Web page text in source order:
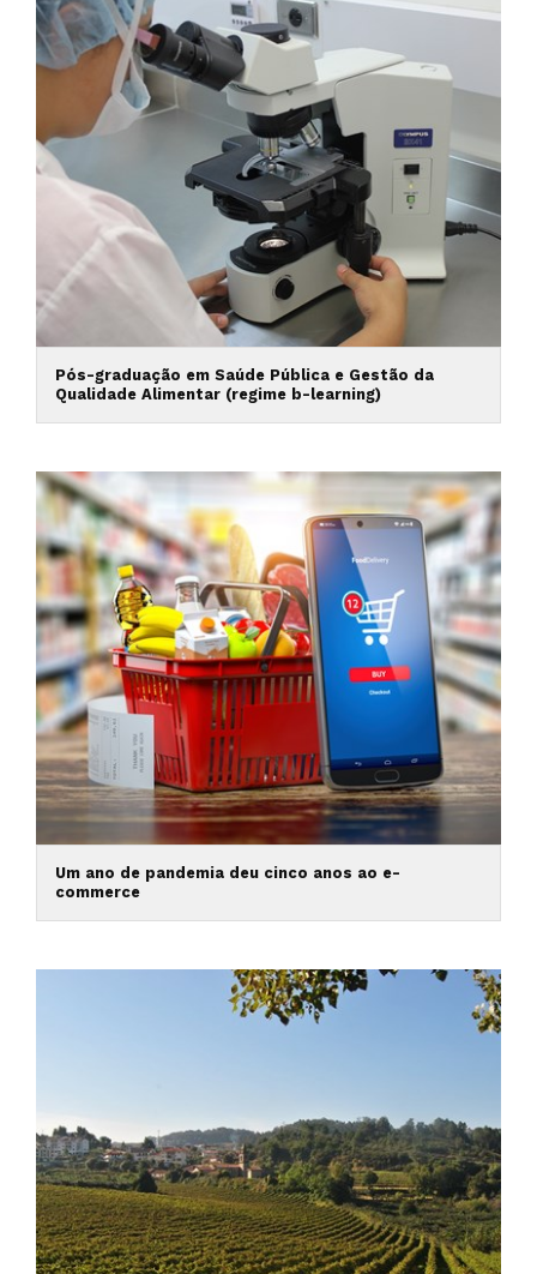
Pós-graduação em Saúde Pública e Gestão da
Qualidade Alimentar (regime b-learning)
Um ano de pandemia deu cinco anos ao e-
commerce